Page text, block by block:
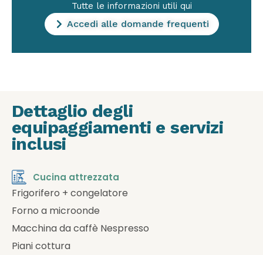
Tutte le informazioni utili qui
Accedi alle domande frequenti
Dettaglio degli
equipaggiamenti e servizi
inclusi
Cucina attrezzata
Frigorifero + congelatore
Forno a microonde
Macchina da caffè Nespresso
Piani cottura